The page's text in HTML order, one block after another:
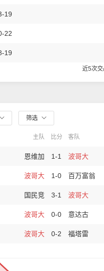
19
22
19
近5次
筛选
主队 比分 客队
恩维加 1-1 波哥大
波哥大 1-0 百万富翁
国民竞 3-1 波哥大
波哥大 0-0 意达古
波哥大 0-2 福塔雷